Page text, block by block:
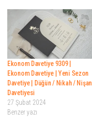
Ekonom Davetiye 9309 |
Ekonom Davetiye | Yeni Sezon
Davetiye | Düğün / Nikah / Nişan
Davetiyesi
27 Şubat 2024
Benzer yazı